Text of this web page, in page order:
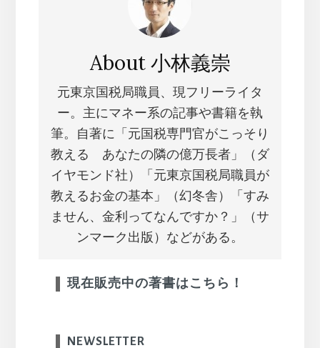
About小林義崇
元東京国税局職員、現フリーライタ
ー。主にマネー系の記事や書籍を執
筆。自著に「元国税専門官がこっそり
教える あなたの隣の億万長者」（ダ
イヤモンド社）「元東京国税局職員が
教えるお金の基本」（幻冬舎）「すみ
ません、金利ってなんですか？」（サ
ンマーク出版）などがある。
現在販売中の著書はこちら！
NEWSLETTER